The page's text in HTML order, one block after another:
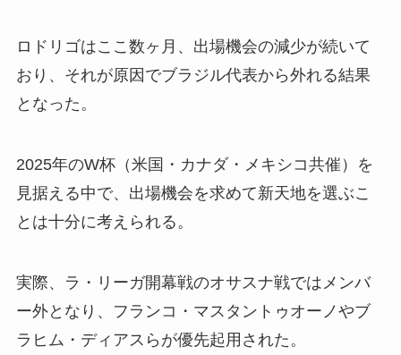
ロドリゴはここ数ヶ月、出場機会の減少が続いて
おり、それが原因でブラジル代表から外れる結果
となった。
2025年のW杯（米国・カナダ・メキシコ共催）を
見据える中で、出場機会を求めて新天地を選ぶこ
とは十分に考えられる。
実際、ラ・リーガ開幕戦のオサスナ戦ではメンバ
ー外となり、フランコ・マスタントゥオーノやブ
ラヒム・ディアスらが優先起用された。